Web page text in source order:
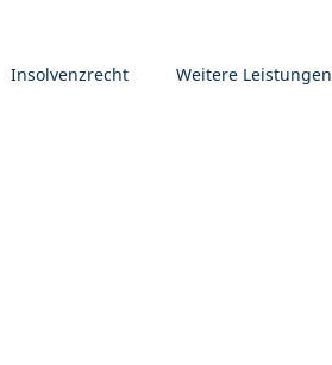
Insolvenzrecht Weitere Leistungen